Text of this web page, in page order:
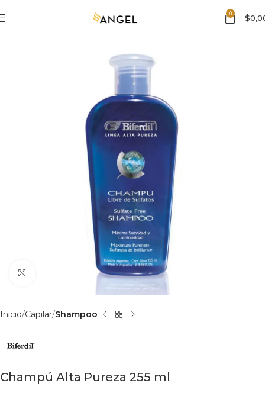
0 $
Haga clic para ampliar
Inicio Capilar Shampoo
Champú Alta Pureza 255 ml